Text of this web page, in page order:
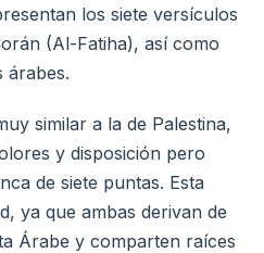
los siete versículos
(Al-Fatiha), así como
árabes.
similar a la de Palestina,
y disposición pero
de siete puntas. Esta
ya que ambas derivan de
Árabe y comparten raíces